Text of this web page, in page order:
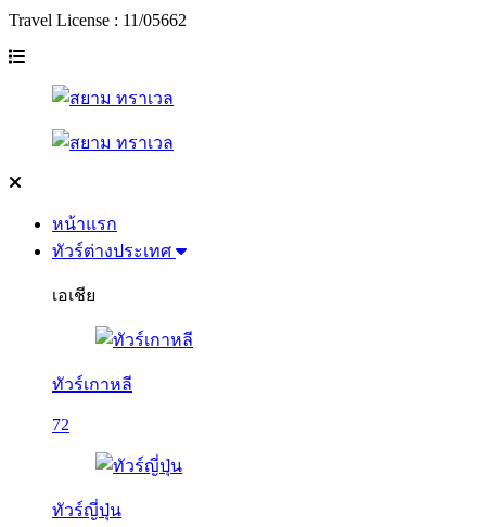
Travel License : 11/05662
หน้าแรก
ทัวร์ต่างประเทศ
เอเชีย
ทัวร์เกาหลี
72
ทัวร์ญี่ปุ่น